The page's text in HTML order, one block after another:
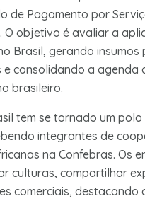
de Pagamento por
O objetivo é avaliar a
Brasil, gerando insumos
e consolidando a agenda
brasileiro.
tem se tornado um polo
integrantes de
na Confebras. Os
culturas, compartilhar
comerciais, destacando